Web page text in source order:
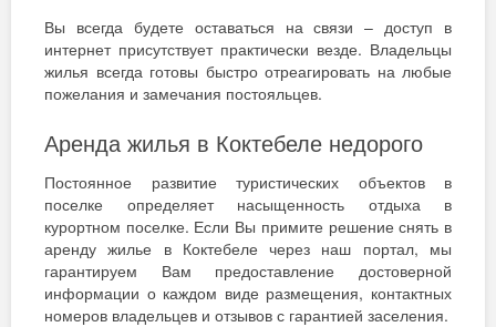
Вы всегда будете оставаться на связи – доступ в
интернет присутствует практически везде. Владельцы
жилья всегда готовы быстро отреагировать на любые
пожелания и замечания постояльцев.
Аренда жилья в Коктебеле недорого
Постоянное развитие туристических объектов в
поселке определяет насыщенность отдыха в
курортном поселке. Если Вы примите решение снять в
аренду жилье в Коктебеле через наш портал, мы
гарантируем Вам предоставление достоверной
информации о каждом виде размещения, контактных
номеров владельцев и отзывов с гарантией заселения.